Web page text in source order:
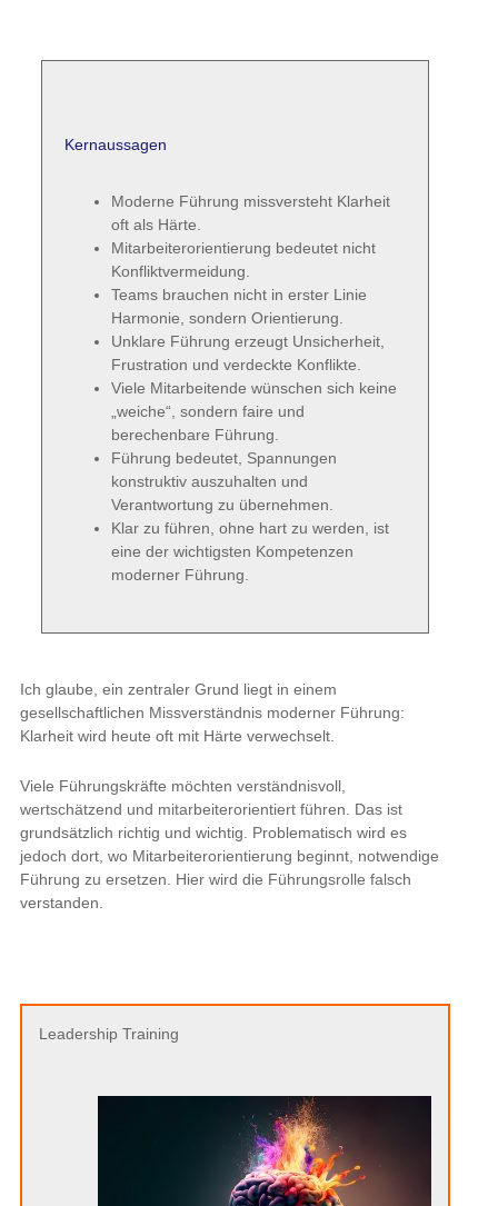
Kernaussagen
Moderne Führung missversteht Klarheit
oft als Härte.
Mitarbeiterorientierung bedeutet nicht
Konfliktvermeidung.
Teams brauchen nicht in erster Linie
Harmonie, sondern Orientierung.
Unklare Führung erzeugt Unsicherheit,
Frustration und verdeckte Konflikte.
Viele Mitarbeitende wünschen sich keine
„weiche“, sondern faire und
berechenbare Führung.
Führung bedeutet, Spannungen
konstruktiv auszuhalten und
Verantwortung zu übernehmen.
Klar zu führen, ohne hart zu werden, ist
eine der wichtigsten Kompetenzen
moderner Führung.
Ich glaube, ein zentraler Grund liegt in einem
gesellschaftlichen Missverständnis moderner Führung:
Klarheit wird heute oft mit Härte verwechselt.
Viele Führungskräfte möchten verständnisvoll,
wertschätzend und mitarbeiterorientiert führen. Das ist
grundsätzlich richtig und wichtig. Problematisch wird es
jedoch dort, wo Mitarbeiterorientierung beginnt, notwendige
Führung zu ersetzen. Hier wird die Führungsrolle falsch
verstanden.
Leadership Training